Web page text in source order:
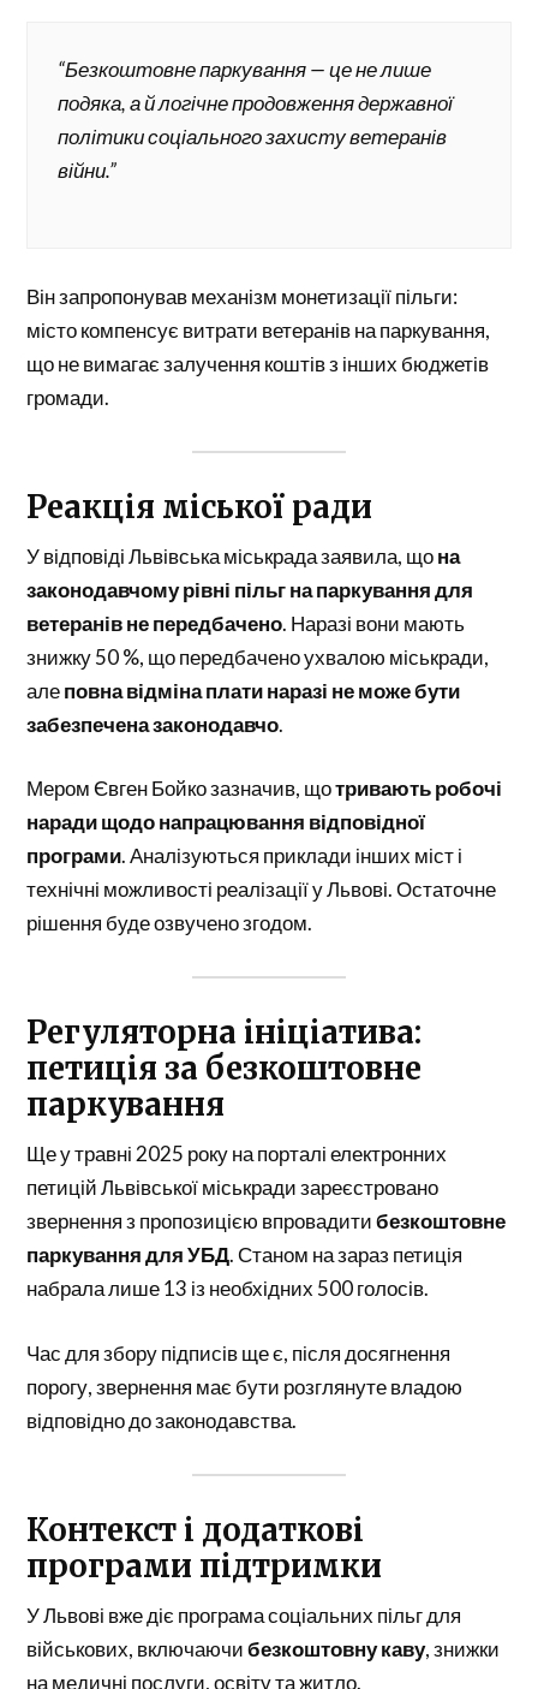
“Безкоштовне паркування — це не лише
подяка, а й логічне продовження державної
політики соціального захисту ветеранів
війни.”
Він запропонував механізм монетизації пільги:
місто компенсує витрати ветеранів на паркування,
що не вимагає залучення коштів з інших бюджетів
громади.
Реакція міської ради
У відповіді Львівська міськрада заявила, щона
законодавчому рівні пільг на паркування для
ветеранів не передбачено. Наразі вони мають
знижку 50 %, що передбачено ухвалою міськради,
алеповна відміна плати наразі не може бути
забезпечена законодавчо.
Мером Євген Бойко зазначив, щотривають робочі
наради щодо напрацювання відповідної
програми. Аналізуються приклади інших міст і
технічні можливості реалізації у Львові. Остаточне
рішення буде озвучено згодом.
Регуляторна ініціатива:
петиція за безкоштовне
паркування
Ще у травні 2025 року на порталі електронних
петицій Львівської міськради зареєстровано
звернення з пропозицією впровадитибезкоштовне
паркування для УБД. Станом на зараз петиція
набрала лише 13 із необхідних 500 голосів.
Час для збору підписів ще є, після досягнення
порогу, звернення має бути розглянуте владою
відповідно до законодавства.
Контекст і додаткові
програми підтримки
У Львові вже діє програма соціальних пільг для
військових, включаючибезкоштовну каву, знижки
на медичні послуги, освіту та житло.